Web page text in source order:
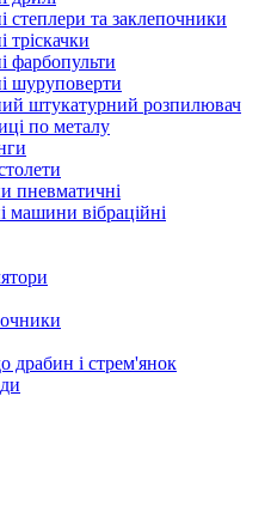
степлери та заклепочники
тріскачки
фарбопульти
шуруповерти
штукатурний розпилювач
по металу
пневматичні
машини вібраційні
драбин і стрем'янок